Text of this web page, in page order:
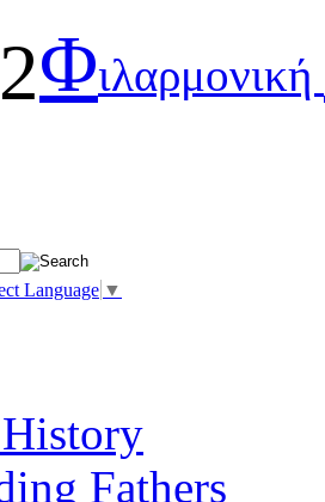
Φιλαρμονική
Language ▼
Fathers